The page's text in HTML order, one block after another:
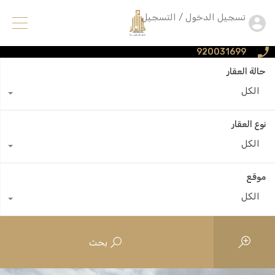
920031699
تسجيل الدخول / التسجيل
حالة العقار
الكل
نوع العقار
الكل
موقع
الكل
بحث